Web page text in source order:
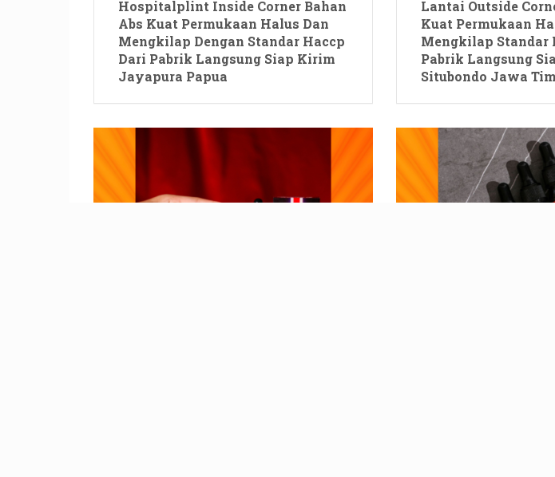
Hospitalplint Inside Corner Bahan
Abs Kuat Permukaan Halus Dan
Mengkilap Dengan Standar Haccp
Dari Pabrik Langsung Siap Kirim
Jayapura Papua
Lantai Outside
Kuat Permukaan
Mengkilap Standar
Pabrik Langsung
Situbondo Jawa